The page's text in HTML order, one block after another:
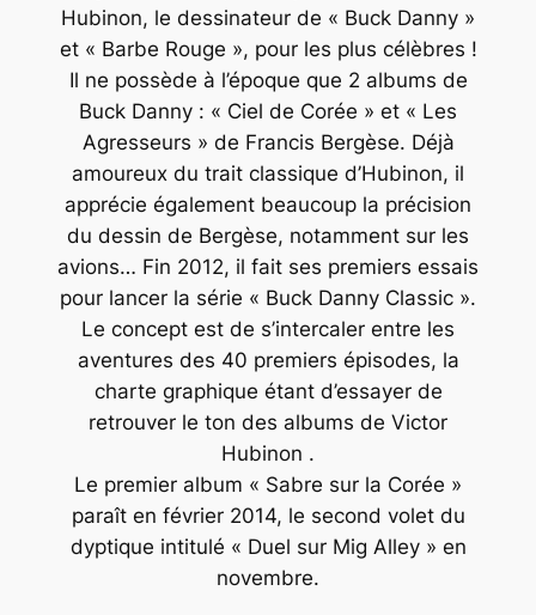
Hubinon, le dessinateur de « Buck Danny »
et « Barbe Rouge », pour les plus célèbres !
Il ne possède à l’époque que 2 albums de
Buck Danny : « Ciel de Corée » et « Les
Agresseurs » de Francis Bergèse. Déjà
amoureux du trait classique d’Hubinon, il
apprécie également beaucoup la précision
du dessin de Bergèse, notamment sur les
avions… Fin 2012, il fait ses premiers essais
pour lancer la série « Buck Danny Classic ».
Le concept est de s’intercaler entre les
aventures des 40 premiers épisodes, la
charte graphique étant d’essayer de
retrouver le ton des albums de Victor
Hubinon .
Le premier album « Sabre sur la Corée »
paraît en février 2014, le second volet du
dyptique intitulé « Duel sur Mig Alley » en
novembre.